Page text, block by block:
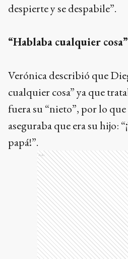
despierte y se despabile”.
“Hablaba cualquier cosa”
Verónica describió que
cualquier cosa” ya que
fuera su “nieto”, por lo
aseguraba que era su hijo:
papá!”.
Ads